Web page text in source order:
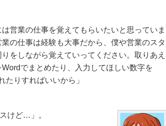
は営業の仕事を覚えてもらいたいと思っていま
の仕事は経験も大事だから、僕や営業のスタ
をしながら覚えていってください。取りあえ
でまとめたり、入力してほしい数字を
たりすればいいから」
けど…」。